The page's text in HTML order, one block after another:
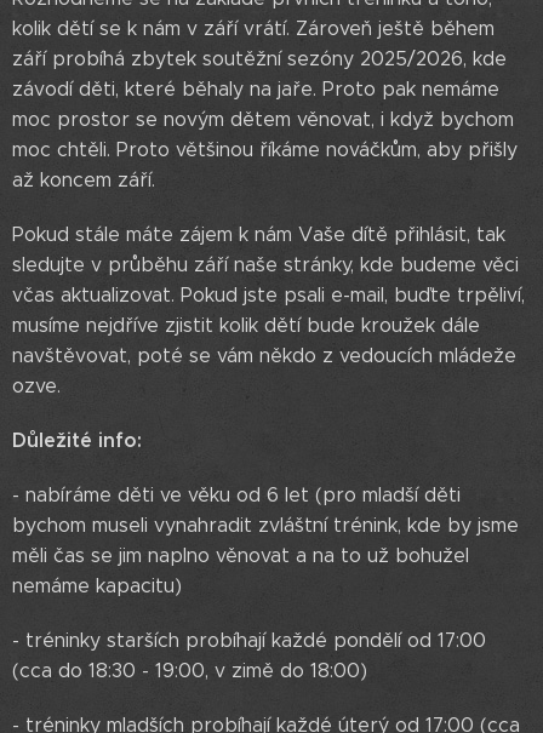
kolik dětí se k nám v září vrátí. Zároveň ještě během
září probíhá zbytek soutěžní sezóny 2025/2026, kde
závodí děti, které běhaly na jaře. Proto pak nemáme
moc prostor se novým dětem věnovat, i když bychom
moc chtěli. Proto většinou říkáme nováčkům, aby přišly
až koncem září.
Pokud stále máte zájem k nám Vaše dítě přihlásit, tak
sledujte v průběhu září naše stránky, kde budeme věci
včas aktualizovat. Pokud jste psali e-mail, buďte trpěliví,
musíme nejdříve zjistit kolik dětí bude kroužek dále
navštěvovat, poté se vám někdo z vedoucích mládeže
ozve.
Důležité info:
- nabíráme děti ve věku od 6 let (pro mladší děti
bychom museli vynahradit zvláštní trénink, kde by jsme
měli čas se jim naplno věnovat a na to už bohužel
nemáme kapacitu)
- tréninky starších probíhají každé pondělí od 17:00
(cca do 18:30 - 19:00, v zimě do 18:00)
- tréninky mladších probíhají každé úterý od 17:00 (cca